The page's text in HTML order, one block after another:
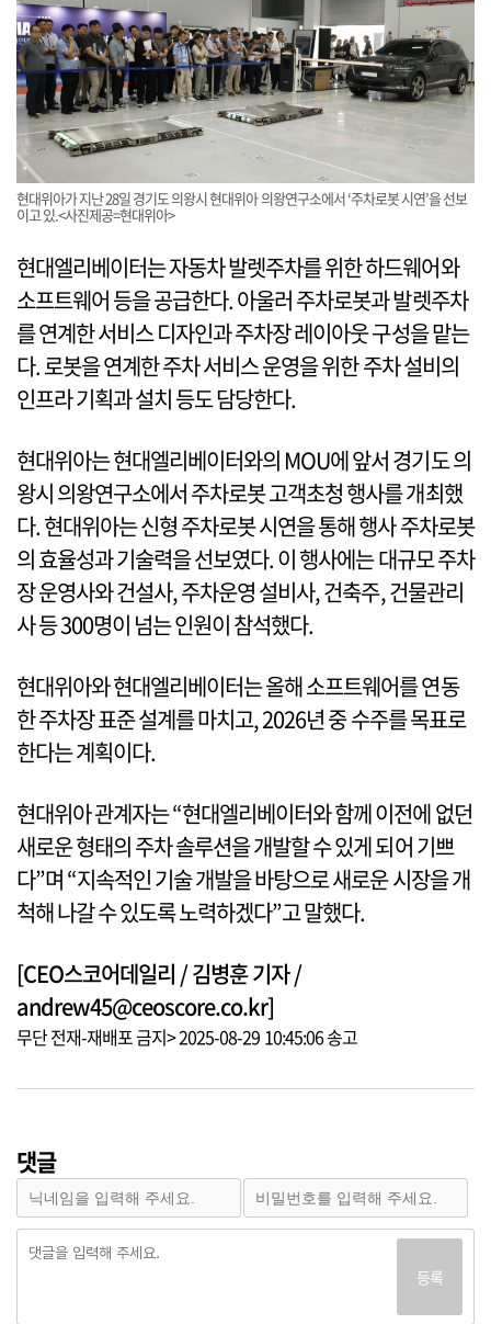
현대위아가 지난 28일 경기도 의왕시 현대위아 의왕연구소에서 ‘주차로봇 시연’을 선보
이고 있.<사진제공=현대위아>
현대엘리베이터는 자동차 발렛주차를 위한 하드웨어와
소프트웨어 등을 공급한다. 아울러 주차로봇과 발렛주차
를 연계한 서비스 디자인과 주차장 레이아웃 구성을 맡는
다. 로봇을 연계한 주차 서비스 운영을 위한 주차 설비의
인프라 기획과 설치 등도 담당한다.
현대위아는 현대엘리베이터와의 MOU에 앞서 경기도 의
왕시 의왕연구소에서 주차로봇 고객초청 행사를 개최했
다. 현대위아는 신형 주차로봇 시연을 통해 행사 주차로봇
의 효율성과 기술력을 선보였다. 이 행사에는 대규모 주차
장 운영사와 건설사, 주차운영 설비사, 건축주, 건물관리
사 등 300명이 넘는 인원이 참석했다.
현대위아와 현대엘리베이터는 올해 소프트웨어를 연동
한 주차장 표준 설계를 마치고, 2026년 중 수주를 목표로
한다는 계획이다.
현대위아 관계자는 “현대엘리베이터와 함께 이전에 없던
새로운 형태의 주차 솔루션을 개발할 수 있게 되어 기쁘
다”며 “지속적인 기술 개발을 바탕으로 새로운 시장을 개
척해 나갈 수 있도록 노력하겠다”고 말했다.
[CEO스코어데일리 / 김병훈 기자 /
andrew45@ceoscore.co.kr]
무단 전재-재배포 금지> 2025-08-29 10:45:06 송고
댓글
등록